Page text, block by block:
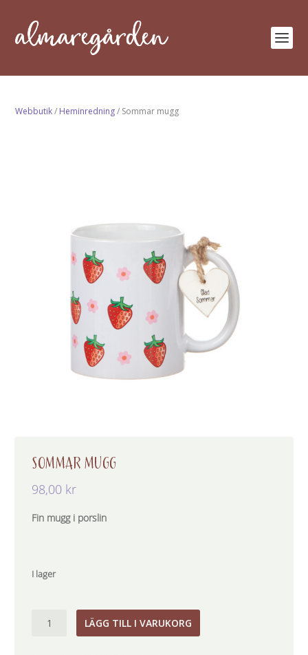
Webbutik/ Heminredning/ Sommar mugg
SOMMAR MUGG
98,00 kr
Fin mugg i porslin
bästa
mugg
I lager
Sommar
LÄGG TILL I VARUKORG